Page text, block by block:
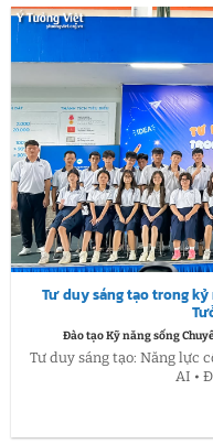
Tư duy sáng tạo trong kỷ
Đào tạo Kỹ năng sống
Tư duy sáng tạo: Năng lực
AI •